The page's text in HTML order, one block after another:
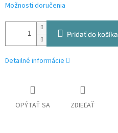
Možnosti doručenia
Pridať do košíka
Detailné informácie
OPÝTAŤ SA ZDIEĽAŤ